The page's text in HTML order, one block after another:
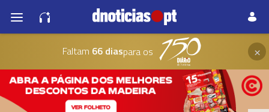
Faltam 66 diaspara os ×